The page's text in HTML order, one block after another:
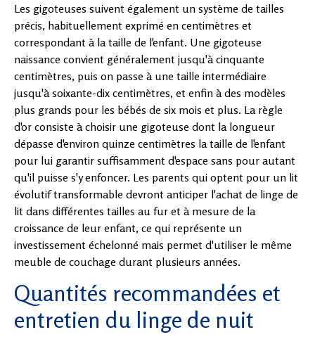
Les gigoteuses suivent également un système de tailles
précis, habituellement exprimé en centimètres et
correspondant à la taille de l'enfant. Une gigoteuse
naissance convient généralement jusqu'à cinquante
centimètres, puis on passe à une taille intermédiaire
jusqu'à soixante-dix centimètres, et enfin à des modèles
plus grands pour les bébés de six mois et plus. La règle
d'or consiste à choisir une gigoteuse dont la longueur
dépasse d'environ quinze centimètres la taille de l'enfant
pour lui garantir suffisamment d'espace sans pour autant
qu'il puisse s'y enfoncer. Les parents qui optent pour un lit
évolutif transformable devront anticiper l'achat de linge de
lit dans différentes tailles au fur et à mesure de la
croissance de leur enfant, ce qui représente un
investissement échelonné mais permet d'utiliser le même
meuble de couchage durant plusieurs années.
Quantités recommandées et
entretien du linge de nuit